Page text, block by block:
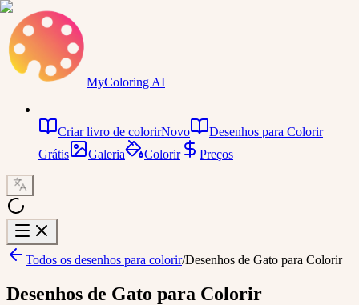
MyColoring AI
Criar livro de colorirNovo
Desenhos para Colorir
Grátis
Galeria Colorir Preços
Todos os desenhos para colorir/Desenhos de Gato para Colorir
Desenhos de Gato para Colorir